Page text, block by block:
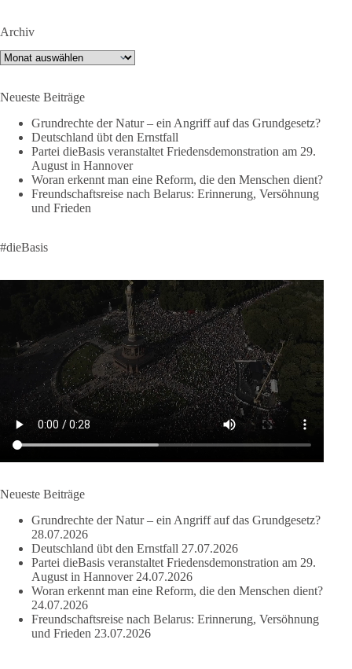
Staats- und Regierungschefs zum NATO-Gipfel in der Türkei.
Von der NATO wird behauptet, sie sei das wichtigste
Die Gipfelerklärung liest sich jedoch wie ein Protokoll einer
industriellen Kriegskonferenz:
Neue Milliardenhilfen für die Ukraine, neue Verpflichtungen
für Europa, gigantische Rüstungsdeals, Ausbau der
Verteidigungsindustrie, Modernisierung der Streitkräfte, ein
klares Bekenntnis zur militärischen Abschreckung und dazu
Und wo war der Austausch über eine friedensorientierte
🟩🟩🟦🟦🟥🟥🟧🟧
dieBasis fordert als einzige Partei in Deutschland den Austritt
aus der NATO. Ein Gipfel, der mehr nach Rüstungsdeal als
nach Friedenspolitik klingt, wird niemals Sicherheit schaffen,
ob nun in Deutschland oder weltweit.
Quelle: https://www.tagesschau.de/ausland/asien/nato-
erklaerung-ankara-100.html
664 137 66 Auf Facebook ansehen
DieBasis
2 Tage(n) zuvor
Grundrechte der Natur – ein Angriff auf das Grundgesetz?
Archiv
Archiv
Neueste Beiträge
Grundrechte der Natur – ein Angriff auf das Grundgesetz?
Deutschland übt den Ernstfall
Partei dieBasis veranstaltet Friedensdemonstration am 29.
August in Hannover
Woran erkennt man eine Reform, die den Menschen dient?
Freundschaftsreise nach Belarus: Erinnerung, Versöhnung
und Frieden
#dieBasis
Neueste Beiträge
Grundrechte der Natur – ein Angriff auf das Grundgesetz?
28.07.2026
Deutschland übt den Ernstfall 27.07.2026
Partei dieBasis veranstaltet Friedensdemonstration am 29.
August in Hannover 24.07.2026
Woran erkennt man eine Reform, die den Menschen dient?
24.07.2026
Freundschaftsreise nach Belarus: Erinnerung, Versöhnung
und Frieden 23.07.2026